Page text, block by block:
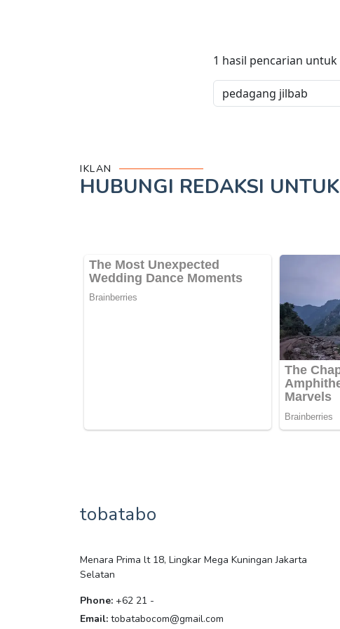
1 hasil pencarian untuk
IKLAN
HUBUNGI REDAKSI UNTUK
tobatabo
Menara Prima lt 18, Lingkar Mega Kuningan Jakarta
Selatan
Phone: +62 21 -
Email: tobatabocom@gmail.com